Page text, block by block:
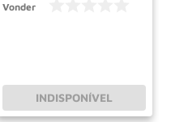
Vonder
INDISPONÍVEL